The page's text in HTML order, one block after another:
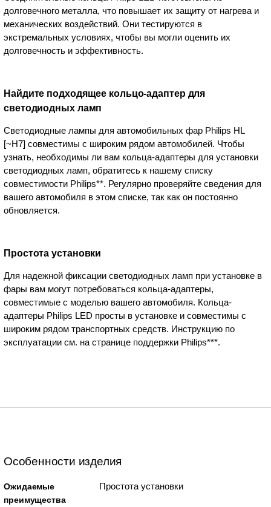
долговечного металла, что повышает их защиту от нагрева и
механических воздействий. Они тестируются в
экстремальных условиях, чтобы вы могли оценить их
долговечность и эффективность.
Найдите подходящее кольцо-адаптер для
светодиодных ламп
Светодиодные лампы для автомобильных фар Philips HL
[~H7] совместимы с широким рядом автомобилей. Чтобы
узнать, необходимы ли вам кольца-адаптеры для установки
светодиодных ламп, обратитесь к нашему списку
совместимости Philips**. Регулярно проверяйте сведения для
вашего автомобиля в этом списке, так как он постоянно
обновляется.
Простота установки
Для надежной фиксации светодиодных ламп при установке в
фары вам могут потребоваться кольца-адаптеры,
совместимые с моделью вашего автомобиля. Кольца-
адаптеры Philips LED просты в установке и совместимы с
широким рядом транспортных средств. Инструкцию по
эксплуатации см. на странице поддержки Philips***.
Особенности изделия
Ожидаемые
преимущества
Простота установки